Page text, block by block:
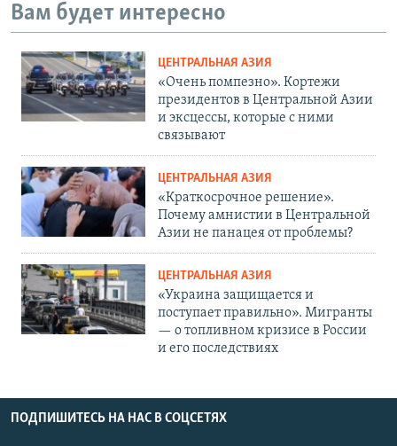
Вам будет интересно
ЦЕНТРАЛЬНАЯ АЗИЯ
«Очень помпезно». Кортежи
президентов в Центральной Азии
и эксцессы, которые с ними
связывают
ЦЕНТРАЛЬНАЯ АЗИЯ
«Краткосрочное решение».
Почему амнистии в Центральной
Азии не панацея от проблемы?
ЦЕНТРАЛЬНАЯ АЗИЯ
«Украина защищается и
поступает правильно». Мигранты
— о топливном кризисе в России
и его последствиях
ПОДПИШИТЕСЬ НА НАС В СОЦСЕТЯХ